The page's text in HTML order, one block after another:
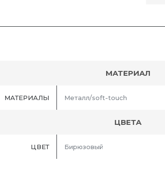
МАТЕРИАЛ
МАТЕРИАЛЫ Металл/soft-touch
ЦВЕТА
ЦВЕТ Бирюзовый